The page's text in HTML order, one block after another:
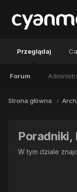
Przeglądaj
Forum
Strona główna
Poradniki,
W tym dziale